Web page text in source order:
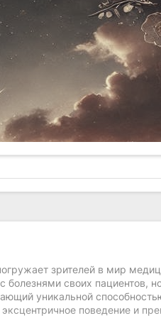
зрителей в мир
своих пациентов,
уникальной
поведение и